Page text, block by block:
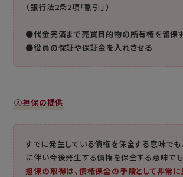
（銀行法2条2項「割引」）
●代金完済まで売買目的物の所有権を留保
●役員の保証や保証金を入れさせる
②担保の提供
すでに発生している債権を保全する意味でも
に伴い今後発生する債権を保全する意味でも
担保の取得は、債権保全の手段として非常に